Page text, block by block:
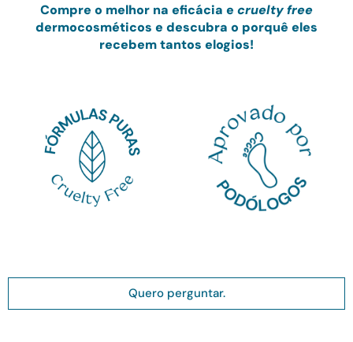
Compre o melhor na eficácia e cruelty free
dermocosméticos e descubra o porquê eles
recebem tantos elogios!
Quero perguntar.